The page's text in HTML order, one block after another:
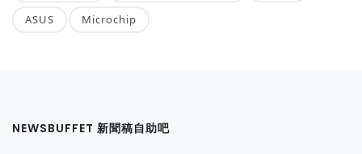
ASUS Microchip
NEWSBUFFET 新聞稿自助吧